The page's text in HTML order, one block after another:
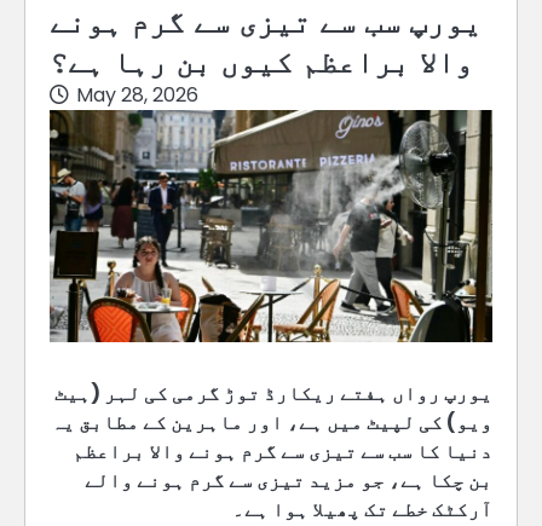
یورپ سب سے تیزی سے گرم ہونے
والا براعظم کیوں بن رہا ہے؟
May 28, 2026
یورپ رواں ہفتے ریکارڈ توڑ گرمی کی لہر (ہیٹ
ویو) کی لپیٹ میں ہے، اور ماہرین کے مطابق یہ
دنیا کا سب سے تیزی سے گرم ہونے والا براعظم
بن چکا ہے، جو مزید تیزی سے گرم ہونے والے
آرکٹک خطے تک پھیلا ہوا ہے۔